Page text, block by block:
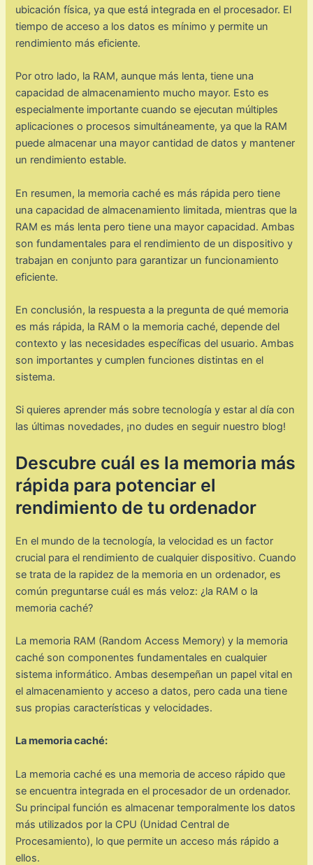
ubicación física, ya que está integrada en el procesador. El
tiempo de acceso a los datos es mínimo y permite un
rendimiento más eficiente.
Por otro lado, la RAM, aunque más lenta, tiene una
capacidad de almacenamiento mucho mayor. Esto es
especialmente importante cuando se ejecutan múltiples
aplicaciones o procesos simultáneamente, ya que la RAM
puede almacenar una mayor cantidad de datos y mantener
un rendimiento estable.
En resumen, la memoria caché es más rápida pero tiene
una capacidad de almacenamiento limitada, mientras que la
RAM es más lenta pero tiene una mayor capacidad. Ambas
son fundamentales para el rendimiento de un dispositivo y
trabajan en conjunto para garantizar un funcionamiento
eficiente.
En conclusión, la respuesta a la pregunta de qué memoria
es más rápida, la RAM o la memoria caché, depende del
contexto y las necesidades específicas del usuario. Ambas
son importantes y cumplen funciones distintas en el
sistema.
Si quieres aprender más sobre tecnología y estar al día con
las últimas novedades, ¡no dudes en seguir nuestro blog!
Descubre cuál es la memoria más
rápida para potenciar el
rendimiento de tu ordenador
En el mundo de la tecnología, la velocidad es un factor
crucial para el rendimiento de cualquier dispositivo. Cuando
se trata de la rapidez de la memoria en un ordenador, es
común preguntarse cuál es más veloz: ¿la RAM o la
memoria caché?
La memoria RAM (Random Access Memory) y la memoria
caché son componentes fundamentales en cualquier
sistema informático. Ambas desempeñan un papel vital en
el almacenamiento y acceso a datos, pero cada una tiene
sus propias características y velocidades.
La memoria caché:
La memoria caché es una memoria de acceso rápido que
se encuentra integrada en el procesador de un ordenador.
Su principal función es almacenar temporalmente los datos
más utilizados por la CPU (Unidad Central de
Procesamiento), lo que permite un acceso más rápido a
ellos.